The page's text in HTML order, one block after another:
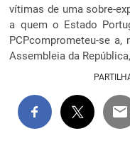
vítimas de uma sobre-
a quem o Estado
PCPcomprometeu-se
Assembleia da República,